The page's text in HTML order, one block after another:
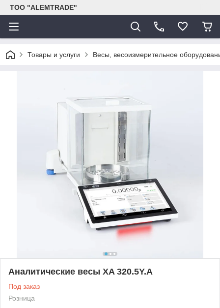
ТОО "ALEMTRADE"
Товары и услуги Весы, весоизмерительное
Аналитические весы XA 320.5Y.A
Под заказ
Розница